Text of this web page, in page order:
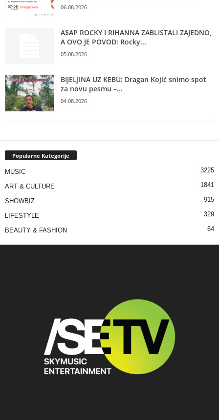
06.08.2026
A$AP ROCKY I RIHANNA ZABLISTALI ZAJEDNO,
A OVO JE POVOD: Rocky...
05.08.2026
BIJELJINA UZ KEBU: Dragan Kojić snimo spot
za novu pesmu –...
04.08.2026
Popularne Kategorije
MUSIC 3225
ART & CULTURE 1841
SHOWBIZ 915
LIFESTYLE 329
BEAUTY & FASHION 64